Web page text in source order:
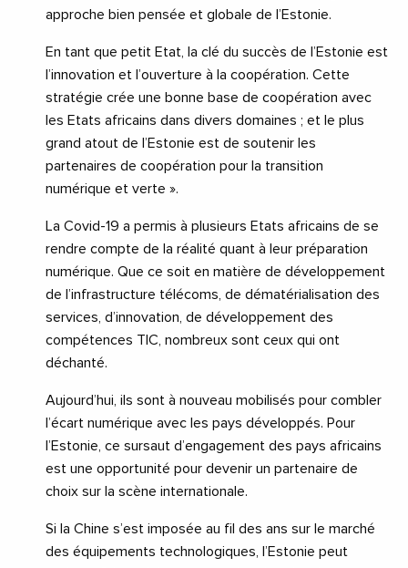
approche bien pensée et globale de l’Estonie.
En tant que petit Etat, la clé du succès de l’Estonie est
l’innovation et l’ouverture à la coopération. Cette
stratégie crée une bonne base de coopération avec
les Etats africains dans divers domaines ; et le plus
grand atout de l’Estonie est de soutenir les
partenaires de coopération pour la transition
numérique et verte ».
La Covid-19 a permis à plusieurs Etats africains de se
rendre compte de la réalité quant à leur préparation
numérique. Que ce soit en matière de développement
de l’infrastructure télécoms, de dématérialisation des
services, d’innovation, de développement des
compétences TIC, nombreux sont ceux qui ont
déchanté.
Aujourd’hui, ils sont à nouveau mobilisés pour combler
l’écart numérique avec les pays développés. Pour
l’Estonie, ce sursaut d’engagement des pays africains
est une opportunité pour devenir un partenaire de
choix sur la scène internationale.
Si la Chine s’est imposée au fil des ans sur le marché
des équipements technologiques, l’Estonie peut